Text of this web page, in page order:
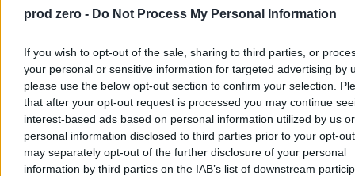
prod zero - Do Not Process My Personal Information
If you wish to opt-out of the sale, sharing to third parties, or
your personal or sensitive information for targeted advertising by
please use the below opt-out section to confirm your selection.
that after your opt-out request is processed you may continue
interest-based ads based on personal information utilized by us or
personal information disclosed to third parties prior to your opt-
may separately opt-out of the further disclosure of your personal
information by third parties on the IAB’s list of downstream
Dobra forma Igi Świątek. Rywalka nie miała
większych szans
Iga Świątek awansowała do 1/8 finału turnieju WTA Masters 1000
w Toronto. Polska tenisistka w trzeciej rundzie wygrała ze
Szwajcarką Viktoriją Golubic 6:2, 6:1.